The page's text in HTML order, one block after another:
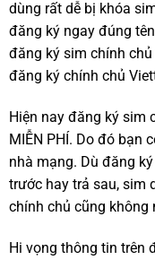
dùng rất dễ bị khóa
đăng ký ngay đúng
đăng ký sim chính
đăng ký chính chủ
Hiện nay đăng ký sim
MIỄN PHÍ. Do đó bạn
nhà mạng. Dù đăng
trước hay trả sau, sim
chính chủ cũng không
Hi vọng thông tin trên